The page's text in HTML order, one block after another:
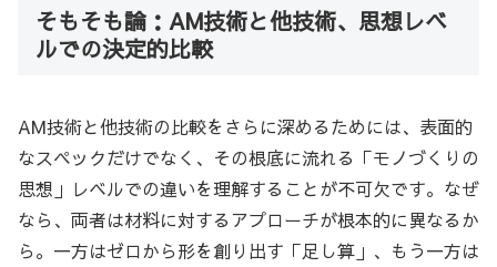
そもそも論：AM技術と他技術、思想レベ
ルでの決定的比較
AM技術と他技術の比較をさらに深めるためには、表面的
なスペックだけでなく、その根底に流れる「モノづくりの
思想」レベルでの違いを理解することが不可欠です。なぜ
なら、両者は材料に対するアプローチが根本的に異なるか
ら。一方はゼロから形を創り出す「足し算」、もう一方は